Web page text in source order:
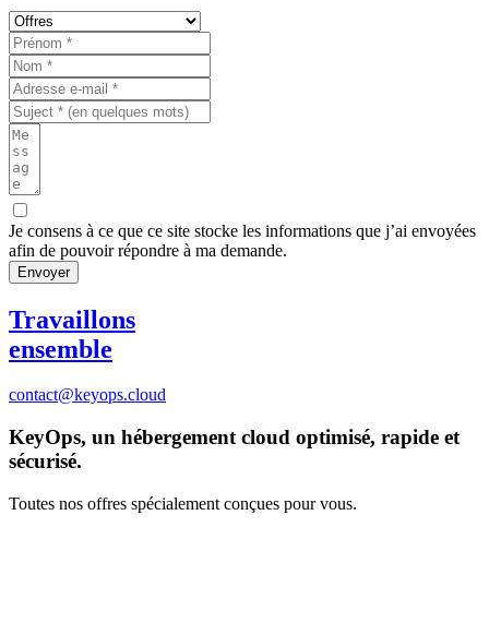
Je consens à ce que ce site stocke les informations que j’ai envoyées
afin de pouvoir répondre à ma demande.
Envoyer
Travaillons
ensemble
contact@keyops.cloud
KeyOps, un hébergement cloud optimisé, rapide et
sécurisé.
Toutes nos offres spécialement conçues pour vous.